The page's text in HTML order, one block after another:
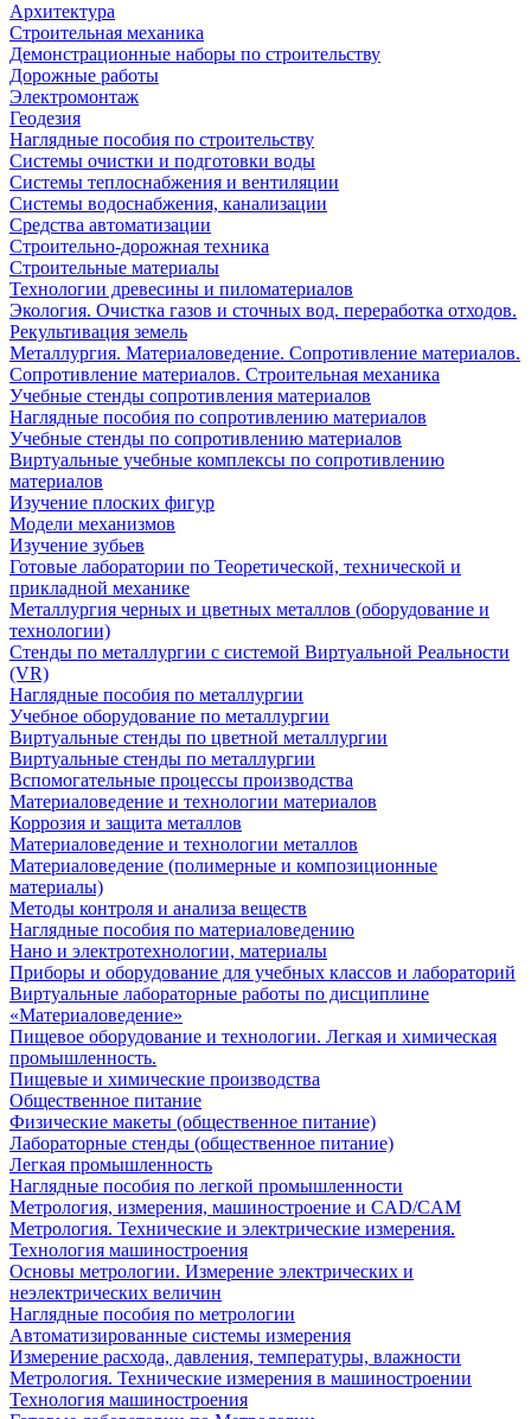
Архитектура
Cтроительная механика
Демонстрационные наборы по строительству
Дорожные работы
Электромонтаж
Геодезия
Наглядные пособия по строительству
Системы очистки и подготовки воды
Системы теплоснабжения и вентиляции
Системы водоснабжения, канализации
Средства автоматизации
Строительно-дорожная техника
Строительные материалы
Технологии древесины и пиломатериалов
Экология. Очистка газов и сточных вод. переработка отходов.
Рекультивация земель
Металлургия. Материаловедение. Сопротивление материалов.
Сопротивление материалов. Строительная механика
Учебные стенды сопротивления материалов
Наглядные пособия по сопротивлению материалов
Учебные стенды по сопротивлению материалов
Виртуальные учебные комплексы по сопротивлению
материалов
Изучение плоских фигур
Модели механизмов
Изучение зубьев
Готовые лаборатории по Теоретической, технической и
прикладной механике
Металлургия черных и цветных металлов (оборудование и
технологии)
Cтенды по металлургии с системой Виртуальной Реальности
(VR)
Наглядные пособия по металлургии
Учебное оборудование по металлургии
Виртуальные стенды по цветной металлургии
Виртуальные стенды по металлургии
Вспомогательные процессы производства
Материаловедение и технологии материалов
Коррозия и защита металлов
Материаловедение и технологии металлов
Материаловедение (полимерные и композиционные
материалы)
Методы контроля и анализа веществ
Наглядные пособия по материаловедению
Нано и электротехнологии, материалы
Приборы и оборудование для учебных классов и лабораторий
Виртуальные лабораторные работы по дисциплине
«Материаловедение»
Пищевое оборудование и технологии. Легкая и химическая
промышленность.
Пищевые и химические производства
Общественное питание
Физические макеты (общественное питание)
Лабораторные стенды (общественное питание)
Легкая промышленность
Наглядные пособия по легкой промышленности
Метрология, измерения, машиностроение и CAD/CAM
Метрология. Технические и электрические измерения.
Технология машиностроения
Основы метрологии. Измерение электрических и
неэлектрических величин
Наглядные пособия по метрологии
Автоматизированные системы измерения
Измерение расхода, давления, температуры, влажности
Метрология. Технические измерения в машиностроении
Технология машиностроения